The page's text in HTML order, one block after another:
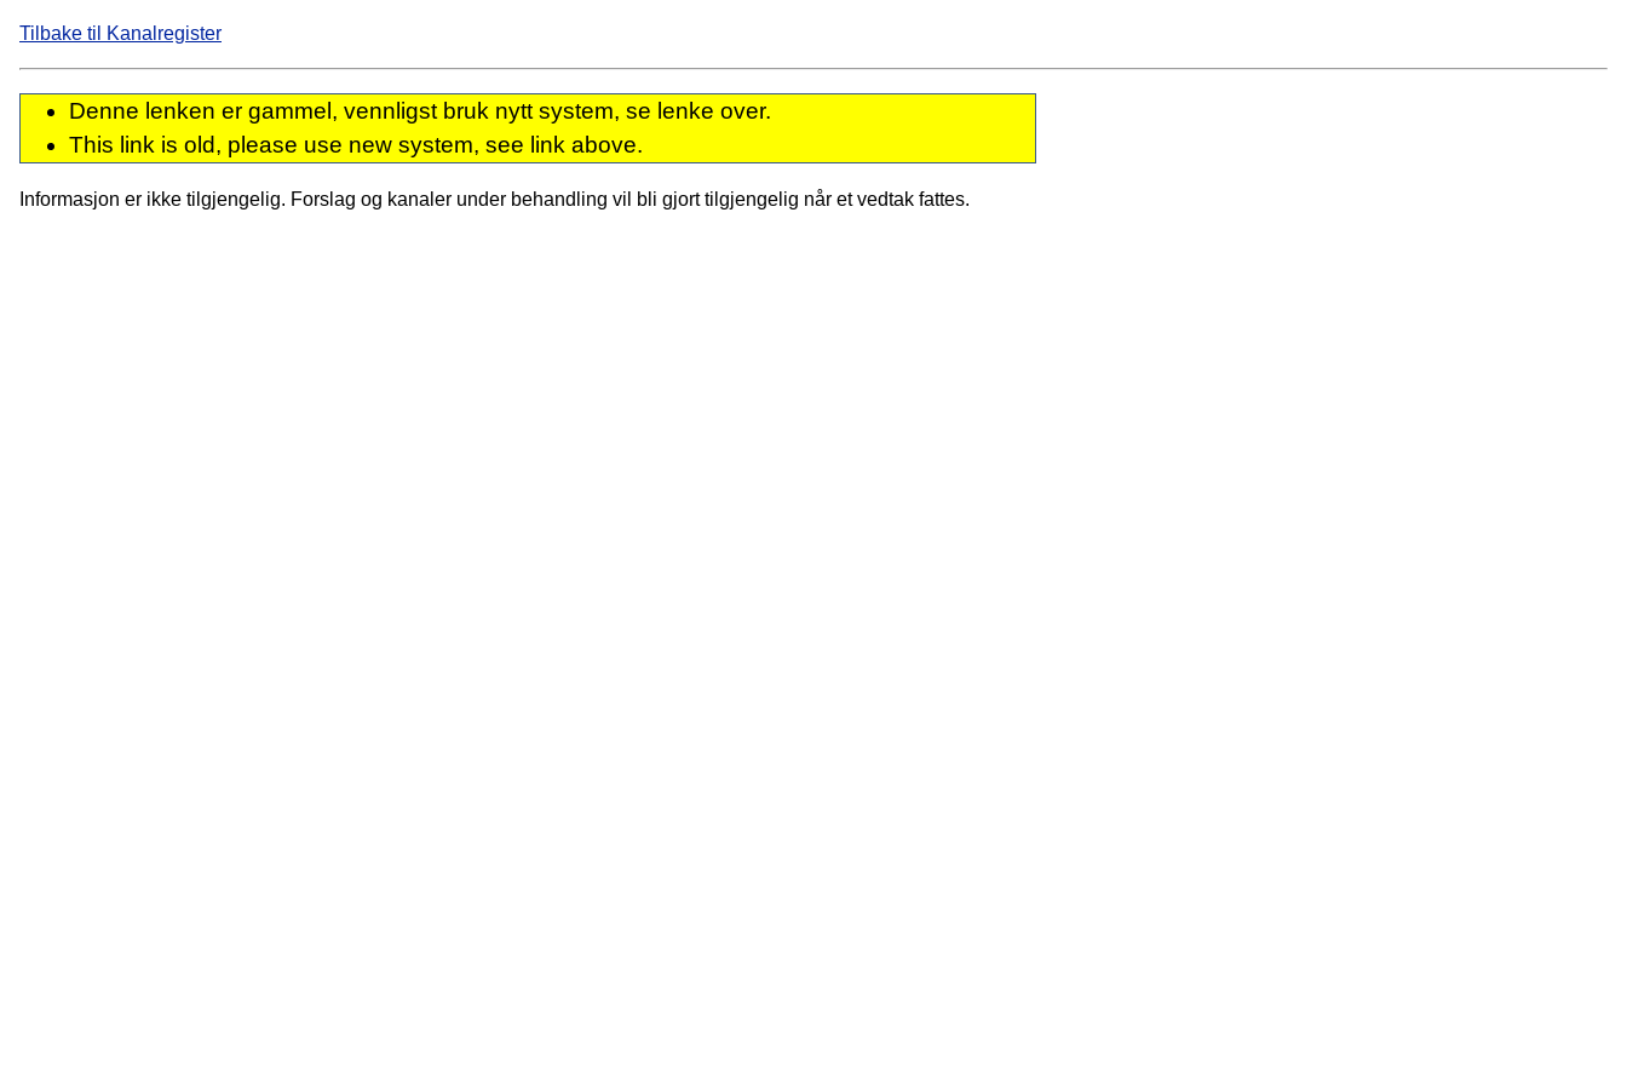
Tilbake til Kanalregister
Denne lenken er gammel, vennligst bruk nytt system, se lenke over.
This link is old, please use new system, see link above.
Informasjon er ikke tilgjengelig. Forslag og kanaler under behandling vil bli gjort tilgjengelig når et vedtak fattes.